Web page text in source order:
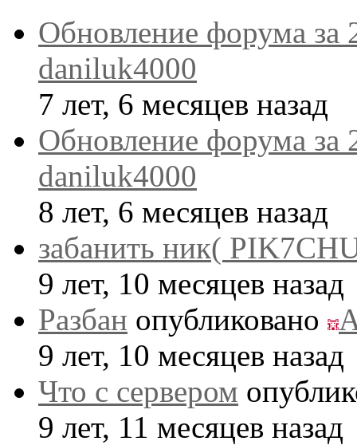
Обновление форума за
daniluk4000
7 лет, 6 месяцев назад
Обновление форума за
daniluk4000
8 лет, 6 месяцев назад
забанить ник(
9 лет, 10 месяцев назад
Разбан опубликовано
9 лет, 10 месяцев назад
Что с сервером
9 лет, 11 месяцев назад